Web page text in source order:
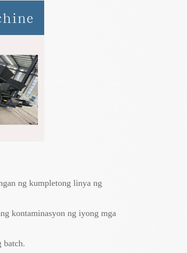
ng kumpletong linya ng
kontaminasyon ng iyong mga
batch.